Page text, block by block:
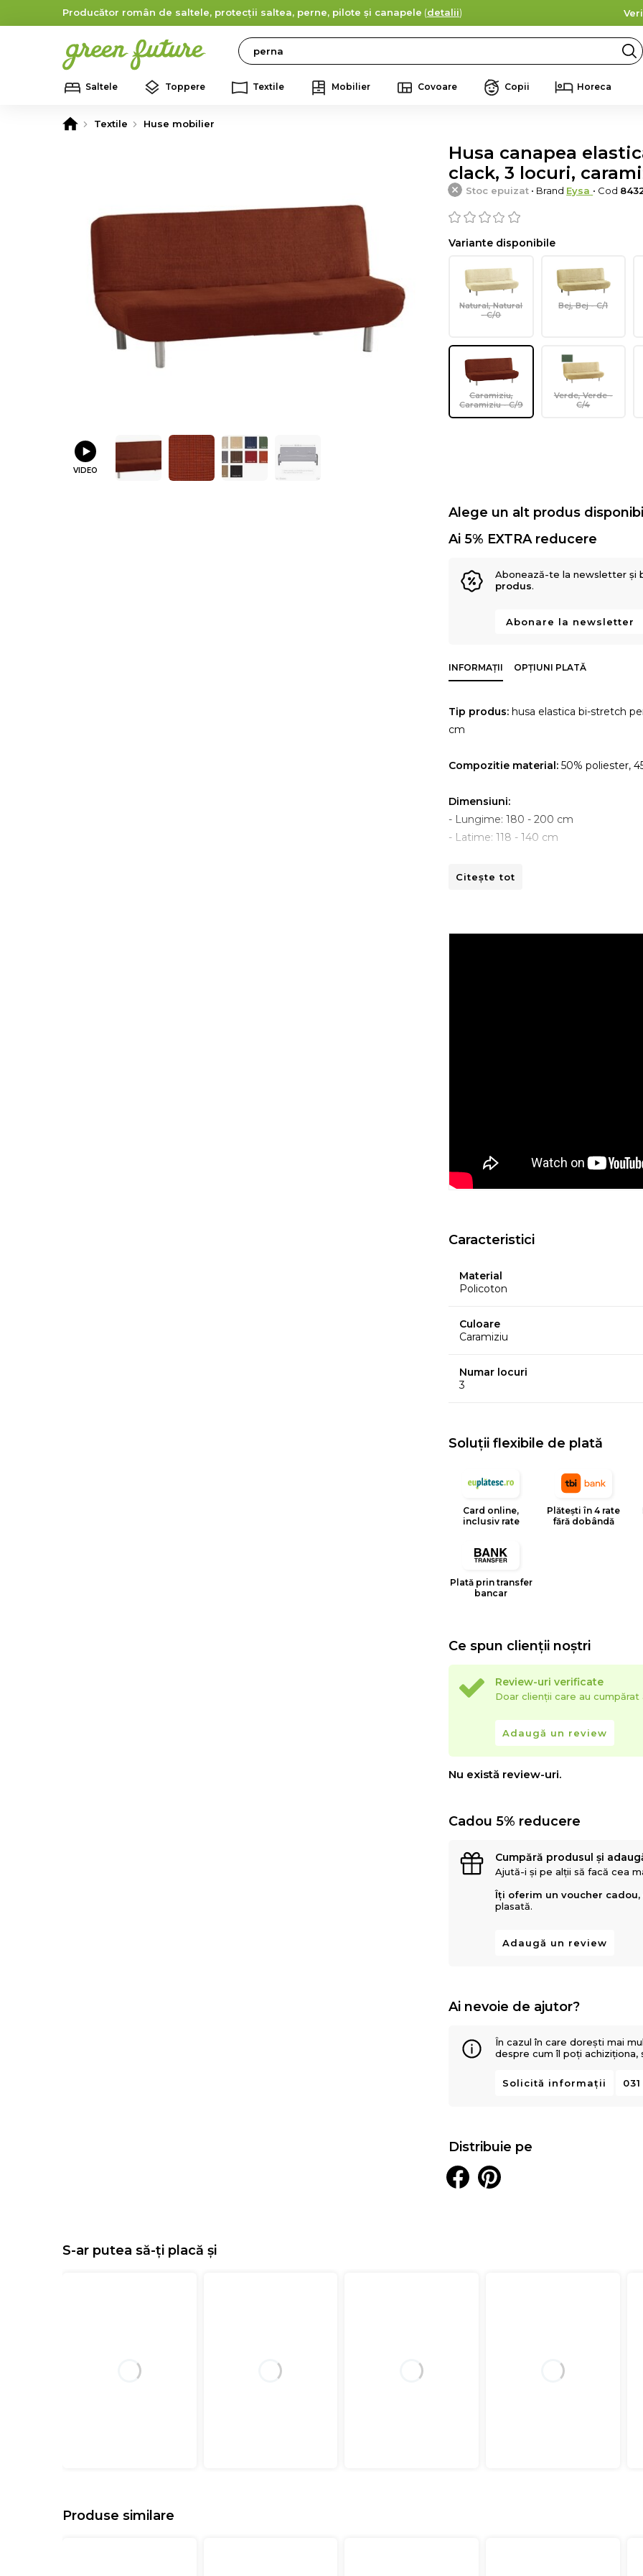
Producător român de saltele, protecții saltea, perne, pilote și canapele (detalii)
Search
Saltele Toppere Textile Mobilier Covoare Copii Horeca
Textile Huse mobilier
VIDEO
Husa canapea
clack, 3 locuri,
Stoc epuizat • Brand Eysa • Cod
Variante disponibile
Natural, Natural
- C/0
Bej, Bej - C/1
Caramiziu,
Caramiziu - C/9
Verde, Verde -
C/4
Alege un alt produs
Ai 5% EXTRA reducere
Abonează-te la newsletter și
produs.
Abonare la newsletter
INFORMAȚII OPȚIUNI PLATĂ
Tip produs: husa elastica bi-stretch
cm
Compozitie material: 50% poliester,
Dimensiuni:
- Lungime: 180 - 200 cm
- Latime: 118 - 140 cm
Instructiuni de spalare:
este un brand spaniol de
huselor pentru mobilier. Creativitatea,
Citește tot
Caracteristici
Material
Policoton
Culoare
Caramiziu
Numar locuri
3
Soluții flexibile de plată
Card online,
inclusiv rate
Plătești în 4 rate
fără dobândă
Plată prin transfer
bancar
Ce spun clienții noștri
Review-uri verificate
Doar clienții care au
Adaugă un review
Nu există review-uri.
Cadou 5% reducere
Cumpără produsul și
Ajută-i și pe alții să facă cea
Îți oferim un voucher cadou,
plasată.
Adaugă un review
Ai nevoie de ajutor?
În cazul în care dorești mai
despre cum îl poți achiziționa,
Solicită informații
Distribuie pe
S-ar putea să-ți placă și
Produse similare